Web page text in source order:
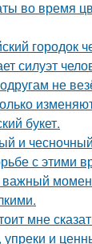
во время
городок
силуэт
не
букет.
и
с этими
мне
и